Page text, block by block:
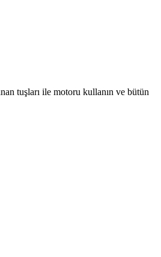
tuşları ile motoru kullanın ve bütün